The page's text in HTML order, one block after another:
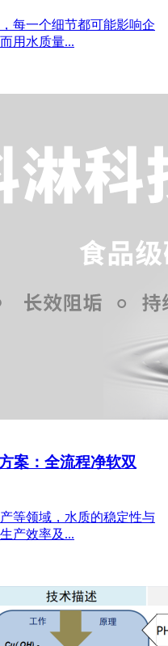
每一个细节都可能影响企
用水质量...
案：全流程净软双
等领域，水质的稳定性与
产效率及...